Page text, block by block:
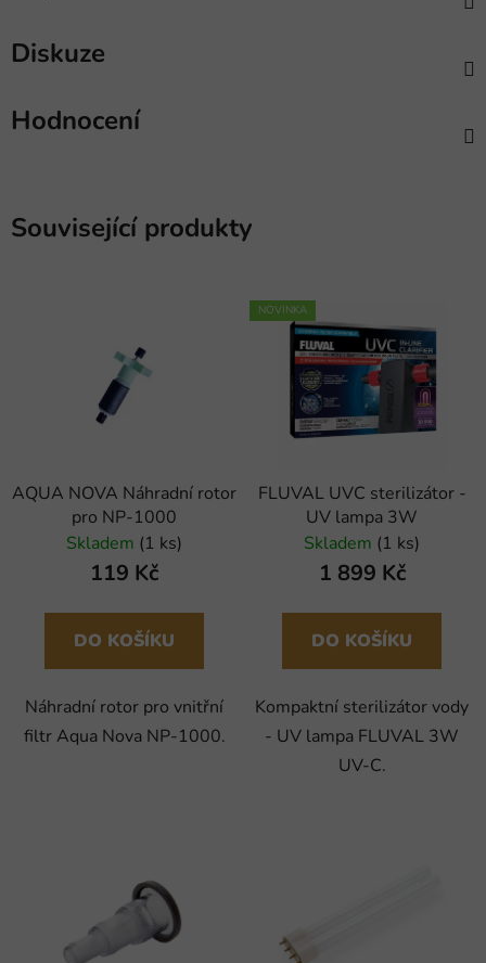
Diskuze
Hodnocení
Související produkty
AQUA NOVA Náhradní rotor
pro NP-1000
Skladem (1 ks)
119 Kč
DO KOŠÍKU
Náhradní rotor pro vnitřní
filtr Aqua Nova NP-1000.
NOVINKA
FLUVAL UVC sterilizátor -
UV lampa 3W
Skladem (1 ks)
1 899 Kč
DO KOŠÍKU
Kompaktní sterilizátor vody
- UV lampa FLUVAL 3W
UV-C.